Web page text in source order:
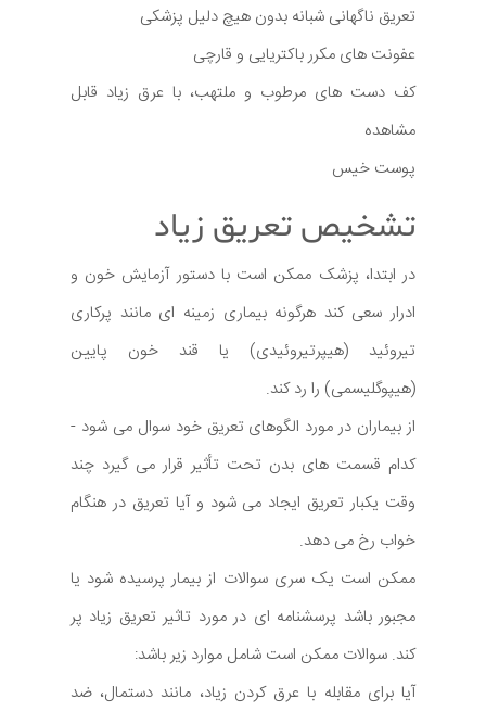
تعریق ناگهانی شبانه بدون هیچ دلیل پزشکی
عفونت های مکرر باکتریایی و قارچی
کف دست های مرطوب و ملتهب، با عرق زیاد قابل
مشاهده
پوست خیس
تشخیص تعریق زیاد
در ابتدا، پزشک ممکن است با دستور آزمایش خون و
ادرار سعی کند هرگونه بیماری زمینه ای مانند پرکاری
تیروئید (هیپرتیروئیدی) یا قند خون پایین
(هیپوگلیسمی) را رد کند.
از بیماران در مورد الگوهای تعریق خود سوال می شود -
کدام قسمت های بدن تحت تأثیر قرار می گیرد چند
وقت یکبار تعریق ایجاد می شود و آیا تعریق در هنگام
خواب رخ می دهد.
ممکن است یک سری سوالات از بیمار پرسیده شود یا
مجبور باشد پرسشنامه ای در مورد تاثیر تعریق زیاد پر
کند. سوالات ممکن است شامل موارد زیر باشد:
آیا برای مقابله با عرق کردن زیاد، مانند دستمال، ضد